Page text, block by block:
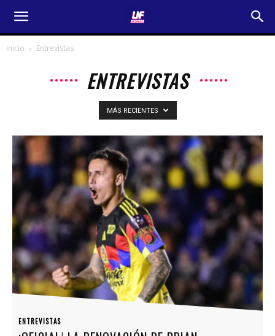
Inicio Entrevistas
ENTREVISTAS
MÁS RECIENTES
ENTREVISTAS